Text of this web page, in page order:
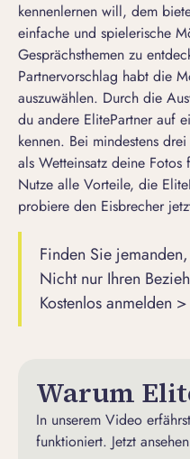
kennenlernen will, dem
einfache und spielerische
Gesprächsthemen zu
Partnervorschlag habt die
auszuwählen. Durch die
du andere ElitePartner auf
kennen. Bei mindestens
als Wetteinsatz deine
Nutze alle Vorteile, die
probiere den Eisbrecher
Finden Sie
Nicht nur Ihren
Kostenlos anmelden >
Warum
In unserem Video
funktioniert. Jetzt